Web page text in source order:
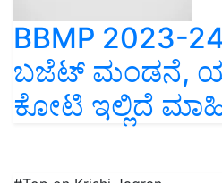
BBMP 2023-
ಬಜೆಟ್‌ ಮಂಡನೆ,
ಕೋಟಿ ಇಲ್ಲಿದೆ